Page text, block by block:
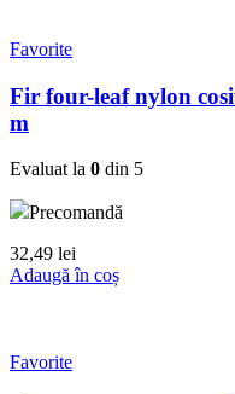
Favorite
Fir four-leaf nylon
m
Evaluat la 0 din 5
Precomandă
32,49 lei
Adaugă în coș
Favorite